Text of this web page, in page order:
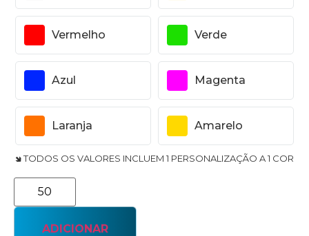
Vermelho Verde
Azul Magenta
Laranja Amarelo
🢆 TODOS OS VALORES INCLUEM 1 PERSONALIZAÇÃO A 1 COR
ADICIONAR